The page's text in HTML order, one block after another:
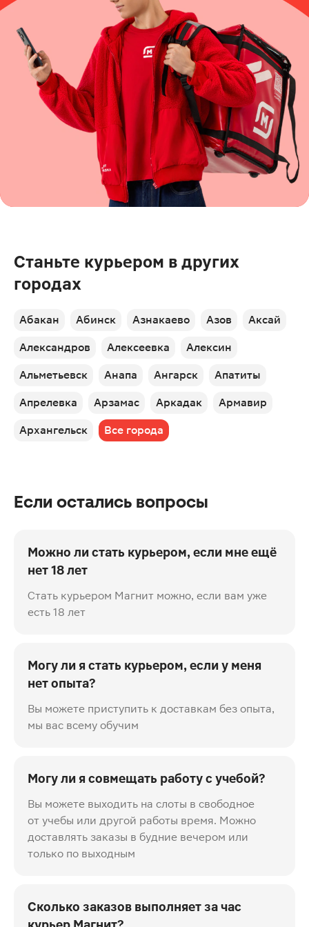
Станьте курьером в других
городах
Абакан Абинск Азнакаево Азов Аксай
Александров Алексеевка Алексин
Альметьевск Анапа Ангарск Апатиты
Апрелевка Арзамас Аркадак Армавир
Архангельск Все города
Если остались вопросы
Можно ли стать курьером, если мне ещё
нет 18 лет
Стать курьером Магнит можно, если вам уже
есть 18 лет
Могу ли я стать курьером, если у меня
нет опыта?
Вы можете приступить к доставкам без опыта,
мы вас всему обучим
Могу ли я совмещать работу с учебой?
Вы можете выходить на слоты в свободное
от учебы или другой работы время. Можно
доставлять заказы в будние вечером или
только по выходным
Сколько заказов выполняет за час